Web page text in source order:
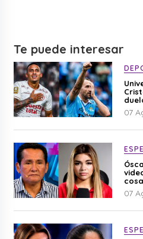
Te puede interesar
07
07